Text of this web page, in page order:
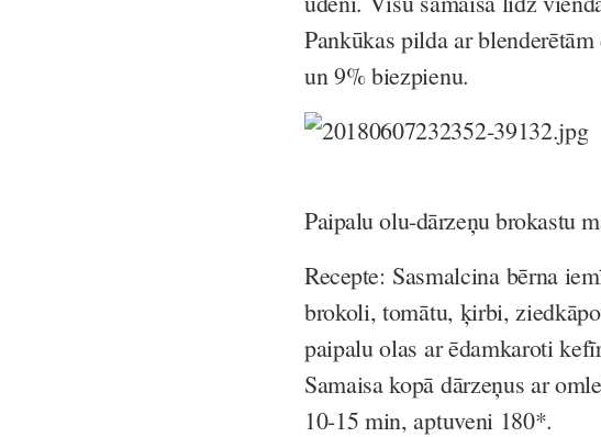
Pankūkas pilda ar
un 9% biezpienu.
Paipalu olu-dārzeņu brokastu
Recepte: Sasmalcina bērna
brokoli, tomātu, ķirbi,
paipalu olas ar ēdamkaroti
Samaisa kopā dārzeņus ar
10-15 min, aptuveni 180*.